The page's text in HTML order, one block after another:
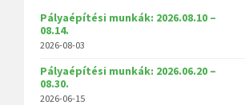
Pályaépítési munkák: 2026.08.10 –
08.14.
2026-08-03
Pályaépítési munkák: 2026.06.20 –
08.30.
2026-06-15